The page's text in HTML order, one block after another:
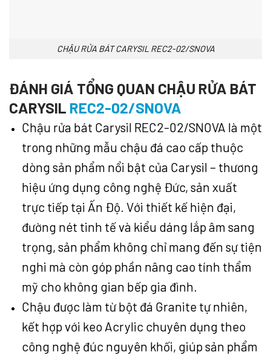
CHẬU RỬA BÁT CARYSIL REC2-02/SNOVA
ĐÁNH GIÁ TỔNG QUAN CHẬU RỬA BÁT
CARYSIL REC2-02/SNOVA
Chậu rửa bát Carysil REC2-02/SNOVA là một
trong những mẫu chậu đá cao cấp thuộc
dòng sản phẩm nổi bật của Carysil – thương
hiệu ứng dụng công nghệ Đức, sản xuất
trực tiếp tại Ấn Độ. Với thiết kế hiện đại,
đường nét tinh tế và kiểu dáng lắp âm sang
trọng, sản phẩm không chỉ mang đến sự tiện
nghi mà còn góp phần nâng cao tính thẩm
mỹ cho không gian bếp gia đình.
Chậu được làm từ bột đá Granite tự nhiên,
kết hợp với keo Acrylic chuyên dụng theo
công nghệ đúc nguyên khối, giúp sản phẩm